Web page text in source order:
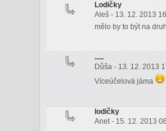
Lodičky
Aleš - 13. 12. 2013
mělo by to být na
.....
Důša - 13. 12. 2013
Víceúčelová jáma
lodičky
Anet - 15. 12. 2013